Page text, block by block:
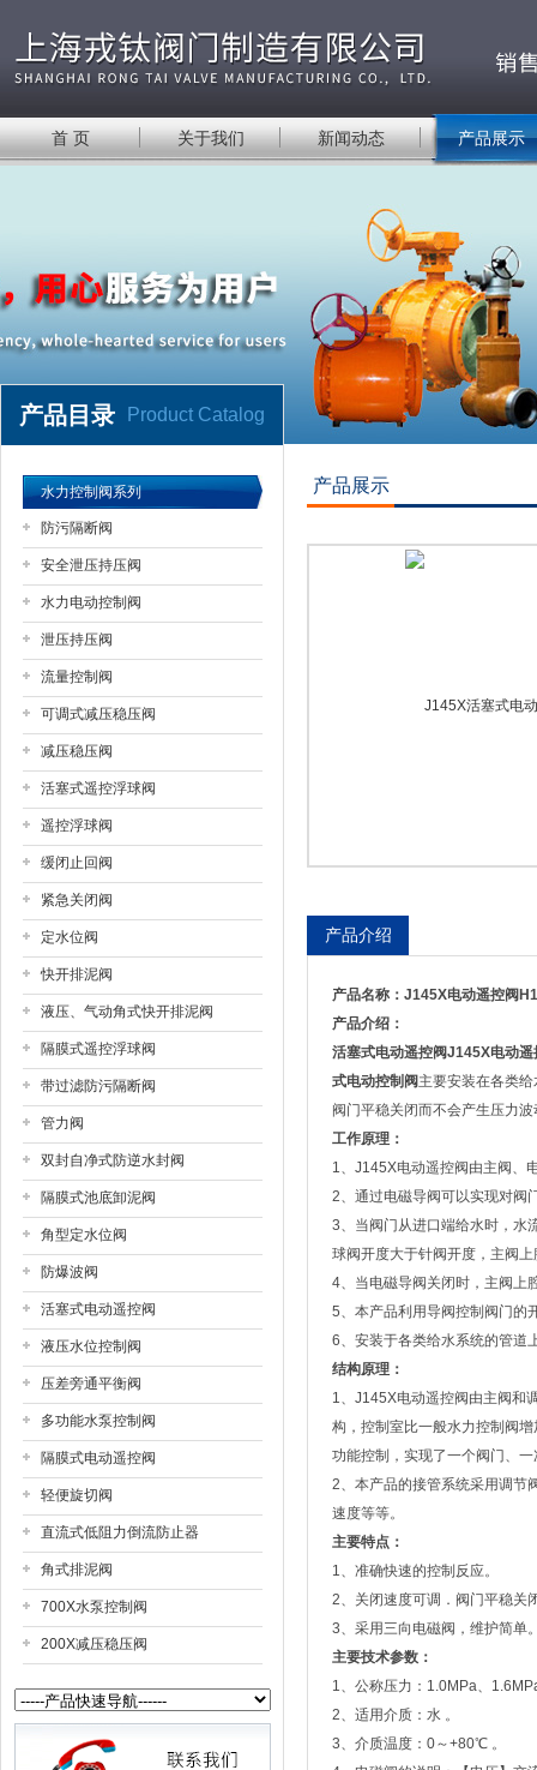
上海戎钛阀门制造有限公司
首 页 关于我们 新闻动态 产品展示
产品目录 Product Catalog
水力控制阀系列
防污隔断阀
安全泄压持压阀
水力电动控制阀
泄压持压阀
流量控制阀
可调式减压稳压阀
减压稳压阀
活塞式遥控浮球阀
遥控浮球阀
缓闭止回阀
紧急关闭阀
定水位阀
快开排泥阀
液压、气动角式快开排泥阀
隔膜式遥控浮球阀
带过滤防污隔断阀
管力阀
双封自净式防逆水封阀
隔膜式池底卸泥阀
角型定水位阀
防爆波阀
活塞式电动遥控阀
液压水位控制阀
压差旁通平衡阀
多功能水泵控制阀
隔膜式电动遥控阀
轻便旋切阀
直流式低阻力倒流防止器
角式排泥阀
700X水泵控制阀
200X减压稳压阀
产品展示
产品介绍
产品名称：J145X电动遥控阀
产品介绍：
活塞式电动遥控阀J145X电动遥
式电动控制阀 主要安装在各类
阀门平稳关闭而不会产生压力
工作原理：
1、J145X电动遥控阀由主阀、
2、通过电磁导阀可以实现对阀
3、当阀门从进口端给水时，水
球阀开度大于针阀开度，主阀
4、当电磁导阀关闭时，主阀上
5、本产品利用导阀控制阀门的
6、安装于各类给水系统的管道
结构原理：
1、J145X电动遥控阀由主阀和
构，控制室比一般水力控制阀
功能控制，实现了一个阀门、
2、本产品的接管系统采用调节
速度等等。
主要特点：
1、准确快速的控制反应。
2、关闭速度可调．阀门平稳关
3、采用三向电磁阀，维护简单
主要技术参数：
1、公称压力：1.0MPa、
2、适用介质：水 。
3、介质温度：0～+80℃ 。